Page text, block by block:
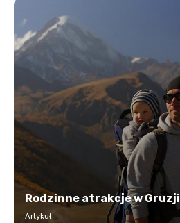
Rodzinne atrakcje w Gruzji
Artykuł